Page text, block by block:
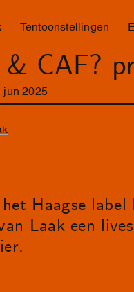
Tentoonstellingen
& CAF?
jun 2025
Haagse
Laak een